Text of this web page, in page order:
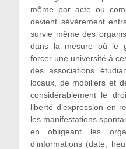
même par acte ou
devient sévèrement
survie même des
dans la mesure où le
forcer une université à
des associations
locaux, de mobiliers et
considérablement le
liberté d’expression en
les manifestations
en obligeant les
d’informations (date,